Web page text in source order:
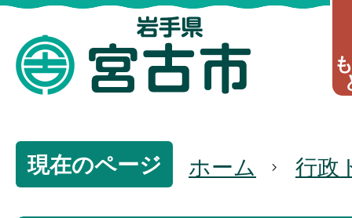
現在のページ ホーム 行政